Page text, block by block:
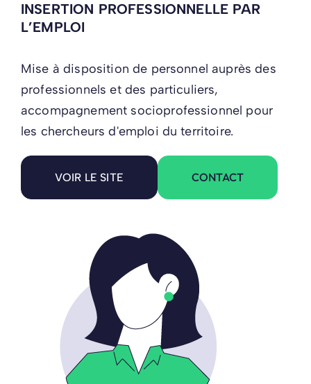
INSERTION PROFESSIONNELLE PAR
L’EMPLOI
Mise à disposition de personnel auprès des
professionnels et des particuliers,
accompagnement socioprofessionnel pour
les chercheurs d'emploi du territoire.
VOIR LE SITE CONTACT